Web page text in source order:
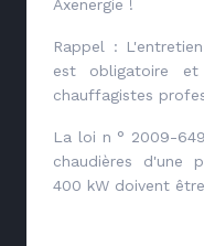
Axenergie !
Rappel :
est obligatoire
chauffagistes
La loi n ° 2009-
chaudières d'une
400 kW doivent